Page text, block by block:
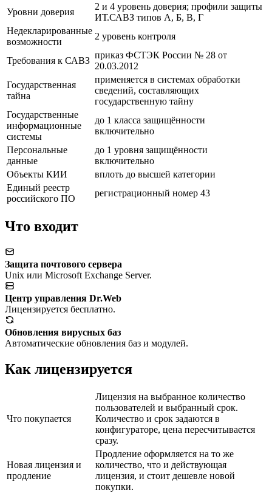
Уровни доверия
2 и 4 уровень доверия; профили защиты
ИТ.САВЗ типов А, Б, В, Г
Недекларированные
возможности
2 уровень контроля
Требования к САВЗ
приказ ФСТЭК России № 28 от
20.03.2012
Государственная
тайна
применяется в системах обработки
сведений, составляющих
государственную тайну
Государственные
информационные
системы
до 1 класса защищённости
включительно
Персональные
данные
до 1 уровня защищённости
включительно
Объекты КИИ
вплоть до высшей категории
Единый реестр
российского ПО
регистрационный номер 43
Что входит
Защита почтового сервера
Unix или Microsoft Exchange Server.
Центр управления Dr.Web
Лицензируется бесплатно.
Обновления вирусных баз
Автоматические обновления баз и модулей.
Как лицензируется
Что покупается
Лицензия на выбранное количество
пользователей и выбранный срок.
Количество и срок задаются в
конфигураторе, цена пересчитывается
сразу.
Новая лицензия и
продление
Продление оформляется на то же
количество, что и действующая
лицензия, и стоит дешевле новой
покупки.